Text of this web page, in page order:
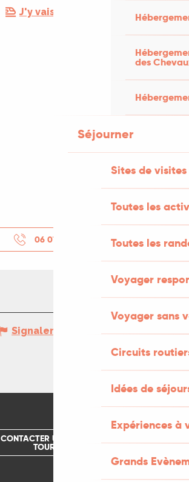
des
Séjourner
Sites de visites
Toutes les
Toutes les
Voyager
Voyager sans
Circuits
Idées de
Expériences à
Grands
J'y vais en train !
06 07 81 11
Signaler une erreur
CONTACTER UN OFFICE DE
TOURISME